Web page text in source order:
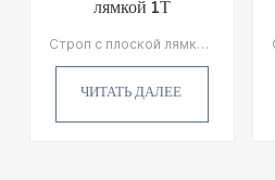
лямкой 1Т
Строп с плоской лямкой 1Т Это один из основных типов строп, используемых в качестве оборудования для подъемных устройств, он изготовлен из 100% полиэстера с усиленными проушинами. Допустимая нагрузка стропа составляет 1000 кг, а максимальная разрывная нагрузка в 7 раз превышает максимальную допустимую нагрузку.
ЧИТАТЬ ДАЛЕЕ